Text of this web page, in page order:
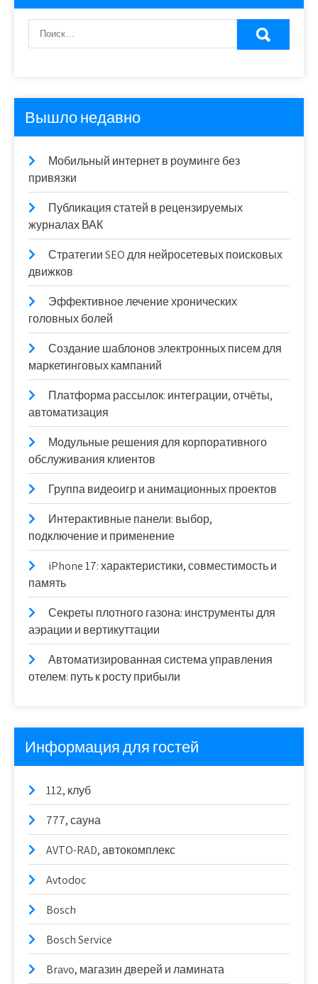
Вышло недавно
Мобильный интернет в роуминге без
привязки
Публикация статей в рецензируемых
журналах ВАК
Стратегии SEO для нейросетевых поисковых
движков
Эффективное лечение хронических
головных болей
Создание шаблонов электронных писем для
маркетинговых кампаний
Платформа рассылок: интеграции, отчёты,
автоматизация
Модульные решения для корпоративного
обслуживания клиентов
Группа видеоигр и анимационных проектов
Интерактивные панели: выбор,
подключение и применение
iPhone 17: характеристики, совместимость и
память
Секреты плотного газона: инструменты для
аэрации и вертикуттации
Автоматизированная система управления
отелем: путь к росту прибыли
Информация для гостей
112, клуб
777, сауна
AVTO-RAD, автокомплекс
Avtodoc
Bosch
Bosch Service
Bravo, магазин дверей и ламината